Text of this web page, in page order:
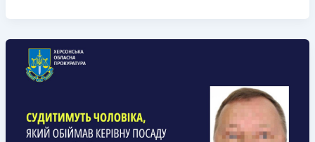
виступила на
чемпіонаті
Європи
атлетики